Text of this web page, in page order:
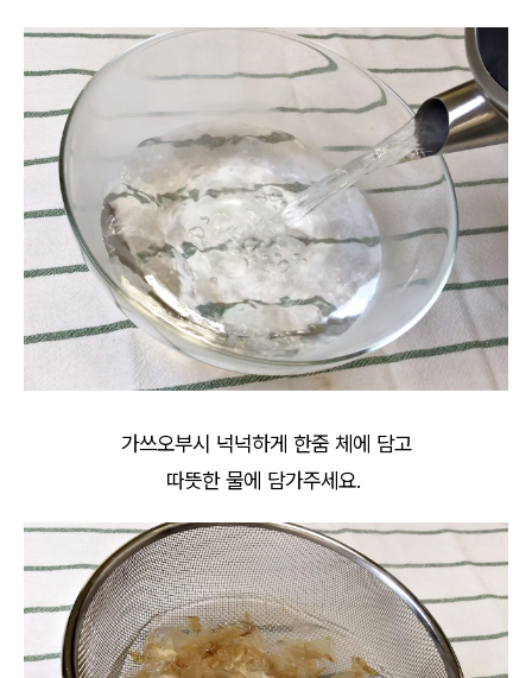
가쓰오부시 넉넉하게 한줌 체에 담고
따뜻한 물에 담가주세요.